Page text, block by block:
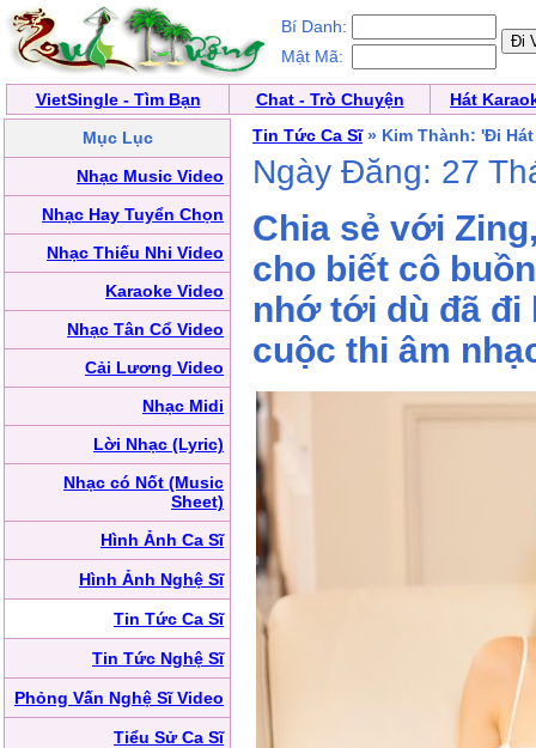
Bí Danh:
Mật Mã:
VietSingle - Tìm Bạn Chat - Trò Chuyện
Hát
Mục Lục
Nhạc Music Video
Nhạc Hay Tuyển Chọn
Nhạc Thiếu Nhi Video
Karaoke Video
Nhạc Tân Cổ Video
Cải Lương Video
Nhạc Midi
Lời Nhạc (Lyric)
Nhạc có Nốt (Music
Sheet)
Hình Ảnh Ca Sĩ
Hình Ảnh Nghệ Sĩ
Tin Tức Ca Sĩ
Tin Tức Nghệ Sĩ
Phỏng Vấn Nghệ Sĩ Video
Tiểu Sử Ca Sĩ
Tin Tức Ca Sĩ» Kim Thành: 'Đi Hát
Ngày Đăng: 27
Chia sẻ với
cho biết cô
nhớ tới dù đã đi
cuộc thi âm